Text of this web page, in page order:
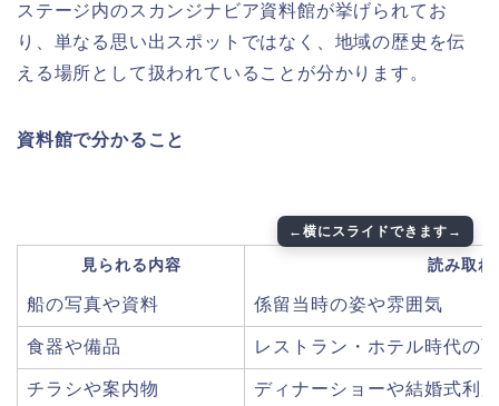
ステージ内のスカンジナビア資料館が挙げられてお
り、単なる思い出スポットではなく、地域の歴史を伝
える場所として扱われていることが分かります。
資料館で分かること
見られる内容 読み取れ
船の写真や資料 係留当時の姿や雰囲気
食器や備品 レストラン・ホテル時代の
チラシや案内物 ディナーショーや結婚式利